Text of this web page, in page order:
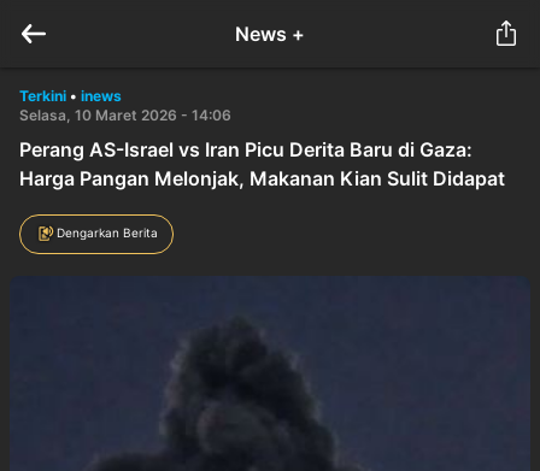
News +
Terkini • inews
Selasa, 10 Maret 2026 - 14:06
Perang AS-Israel vs Iran Picu Derita Baru di Gaza:
Harga Pangan Melonjak, Makanan Kian Sulit Didapat
Dengarkan Berita